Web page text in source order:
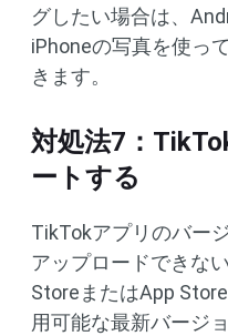
グしたい場合は、
iPhoneの写真を使っ
きます。
対処法7：
ートする
TikTokアプリのバー
アップロードできな
StoreまたはApp
用可能な最新バージ